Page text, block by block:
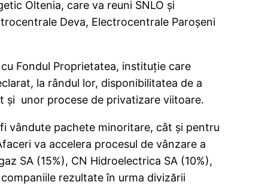
Oltenia, care va reuni SNLO şi
Deva, Electrocentrale Paroşeni
Fondul Proprietatea, instituţie care
la rândul lor, disponibilitatea de a
şi unor procese de privatizare viitoare.
vândute pachete minoritare, cât şi pentru
va accelera procesul de vânzare a
SA (15%), CN Hidroelectrica SA (10%),
rezultate în urma divizării